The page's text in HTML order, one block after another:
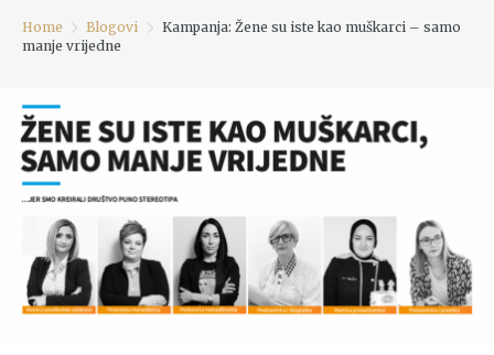
Home Blogovi
Kampanja: Žene su iste kao muškarci – samo
manje vrijedne